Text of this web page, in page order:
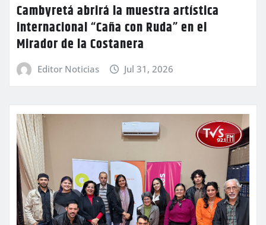
Cambyretá abrirá la muestra artística
internacional “Caña con Ruda” en el
Mirador de la Costanera
Editor Noticias Jul 31, 2026